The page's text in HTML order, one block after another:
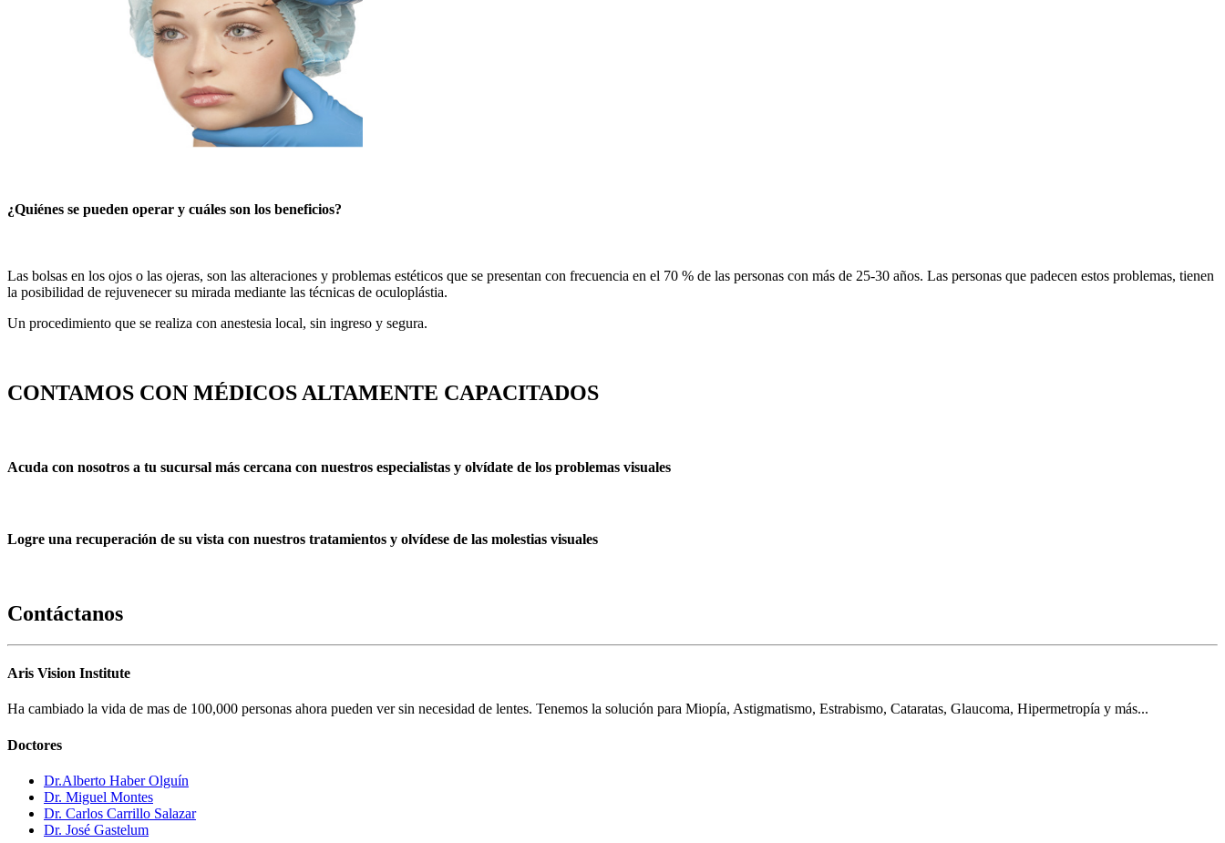
¿Quiénes se pueden operar y cuáles son los beneficios?
Las bolsas en los ojos o las ojeras, son las alteraciones y problemas estéticos que se presentan con frecuencia en el 70 % de las personas con más de 25-30 años. Las personas que padecen estos problemas, tienen
la posibilidad de rejuvenecer su mirada mediante las técnicas de oculoplástia.
Un procedimiento que se realiza con anestesia local, sin ingreso y segura.
CONTAMOS CON MÉDICOS ALTAMENTE CAPACITADOS
Acuda con nosotros a tu sucursal más cercana con nuestros especialistas y olvídate de los problemas visuales
Logre una recuperación de su vista con nuestros tratamientos y olvídese de las molestias visuales
Contáctanos
Aris Vision Institute
Ha cambiado la vida de mas de 100,000 personas ahora pueden ver sin necesidad de lentes. Tenemos la solución para Miopía, Astigmatismo, Estrabismo, Cataratas, Glaucoma, Hipermetropía y más...
Doctores
Dr.Alberto Haber Olguín
Dr. Miguel Montes
Dr. Carlos Carrillo Salazar
Dr. José Gastelum